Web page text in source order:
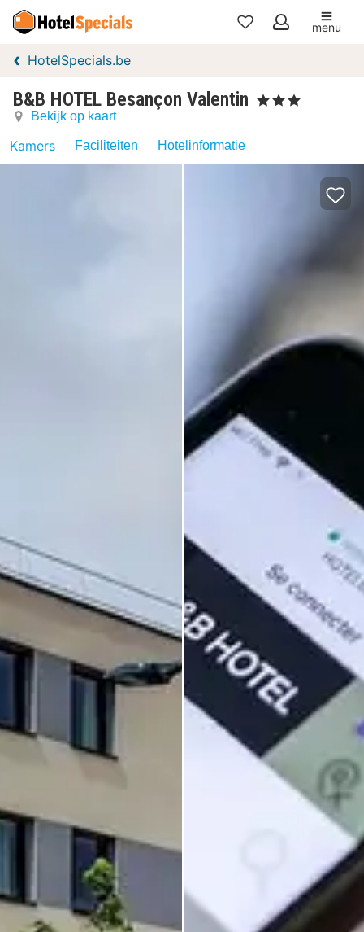
Mijn
menu
HotelSpecials.be
B&B HOTEL Besançon Valentin , 3 Sterren
Bekijk op kaart
Kamers Faciliteiten Hotelinformatie